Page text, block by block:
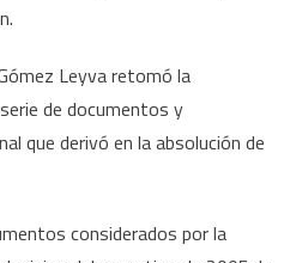
Leyva retomó la
de documentos y
que derivó en la absolución de
considerados por la